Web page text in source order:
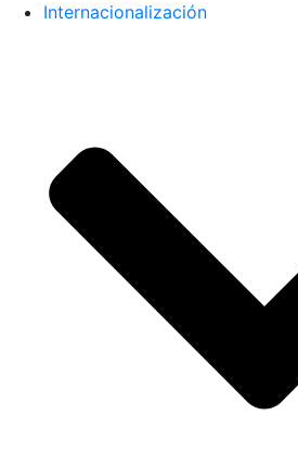
Internacionalización